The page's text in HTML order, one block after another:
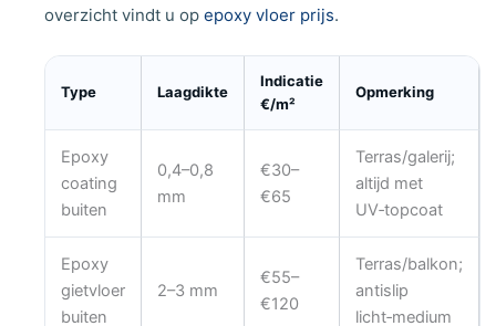
overzicht vindt u op epoxy vloer prijs.
Type Laagdikte
Indicatie
€/m²
Opmerking
Epoxy
coating
buiten
0,4–0,8
mm
€30–
€65
Terras/galerij;
altijd met
UV‑topcoat
Epoxy
gietvloer
buiten
2–3 mm
€55–
€120
Terras/balkon;
antislip
licht‑medium